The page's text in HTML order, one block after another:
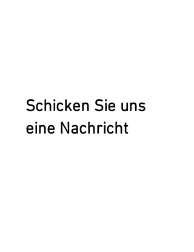
Schicken Sie uns
eine Nachricht